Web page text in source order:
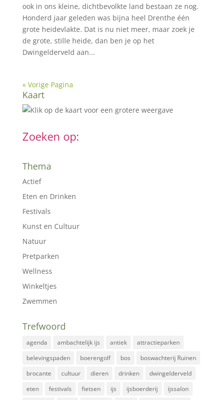
ook in ons kleine, dichtbevolkte land bestaan ze nog.
Honderd jaar geleden was bijna heel Drenthe één
grote heidevlakte. Dat is nu niet meer, maar zoek je
de grote, stille heide, dan ben je op het
Dwingelderveld aan...
« Vorige Pagina
Kaart
Zoeken op:
Thema
Actief
Eten en Drinken
Festivals
Kunst en Cultuur
Natuur
Pretparken
Wellness
Winkeltjes
Zwemmen
Trefwoord
agenda ambachtelijk ijs antiek
attractieparken
belevingspaden
boerengolf bos
boswachterij Ruinen
brocante
cultuur dieren drinken
dwingelderveld
eten
festivals fietsen ijs ijsboerderij
ijssalon